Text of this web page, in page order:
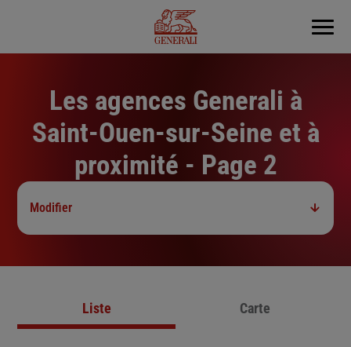
Menu
Les agences Generali à
Saint-Ouen-sur-Seine et à
proximité - Page 2
Modifier
Liste Carte